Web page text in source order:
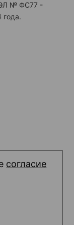
ЭЛ № ФС77 -
года.
80
согласие